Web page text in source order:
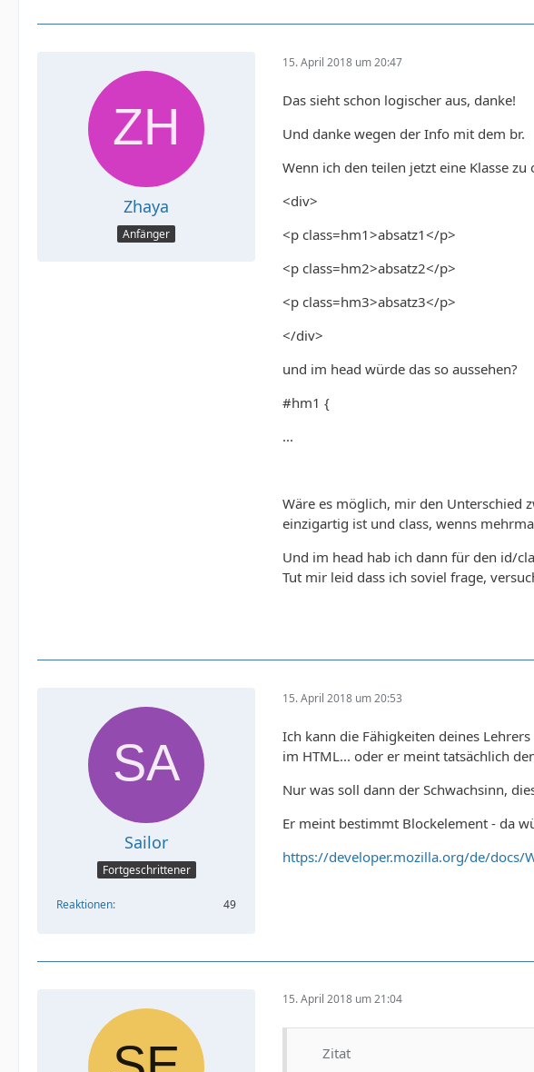
Zhaya
Anfänger
15. April 2018 um 20:47
Das sieht schon logischer aus, danke!
Und danke wegen der Info mit dem br.
Wenn ich den teilen jetzt eine Klasse
<div>
<p class=hm1>absatz1</p>
<p class=hm2>absatz2</p>
<p class=hm3>absatz3</p>
</div>
und im head würde das so aussehen?
#hm1 {
...
Wäre es möglich, mir den Unterschied
einzigartig ist und class, wenns
Und im head hab ich dann für den id/
Tut mir leid dass ich soviel frage,
Sailor
Fortgeschrittener
Reaktionen 49
15. April 2018 um 20:53
Ich kann die Fähigkeiten deines
im HTML... oder er meint tatsächlich
Nur was soll dann der Schwachsinn,
Er meint bestimmt Blockelement - da
https://developer.mozilla.org/de/docs/
15. April 2018 um 21:04
Zitat